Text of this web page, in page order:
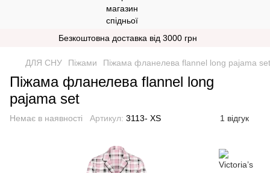
Безкоштовна доставка від 3000 грн
ДЛЯ СНУ Піжами Піжама фланелева flannel long pajama set
Піжама фланелева flannel long
pajama set
Немає в наявності Артикул: 3113- XS 1 відгук